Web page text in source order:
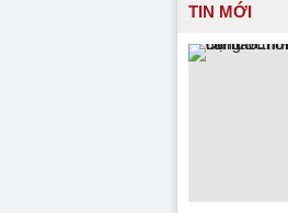
TIN MỚI